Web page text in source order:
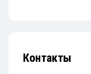
Контакты